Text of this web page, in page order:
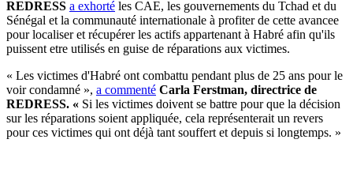
REDRESS a exhorté les CAE, les gouvernements du Tchad et du
Sénégal et la communauté internationale à profiter de cette avancee
pour localiser et récupérer les actifs appartenant à Habré afin qu'ils
puissent etre utilisés en guise de réparations aux victimes.
« Les victimes d'Habré ont combattu pendant plus de 25 ans pour le
voir condamné », a commenté Carla Ferstman, directrice de
REDRESS. « Si les victimes doivent se battre pour que la décision
sur les réparations soient appliquée, cela représenterait un revers
pour ces victimes qui ont déjà tant souffert et depuis si longtemps. »